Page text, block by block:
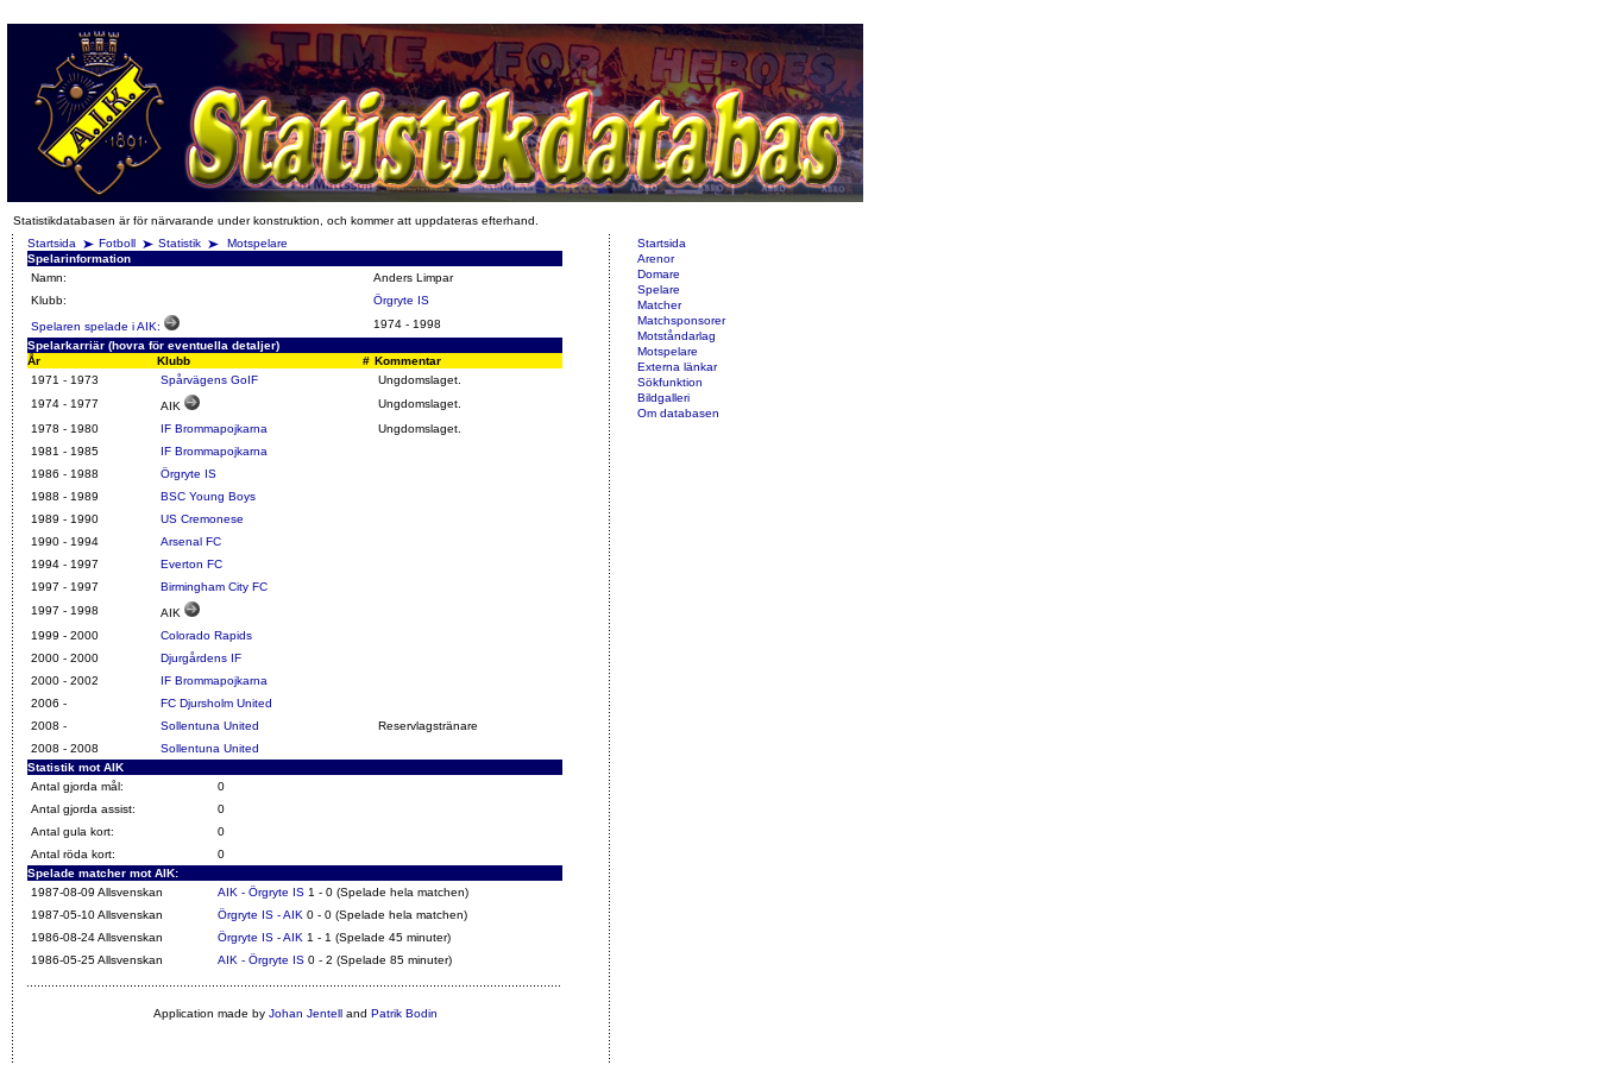
Statistikdatabasen är för närvarande under konstruktion, och kommer att uppdateras efterhand.
Startsida
Fotboll Statistik
Motspelare
Spelarinformation
Namn:
Anders Limpar
Klubb:
Örgryte IS
Spelaren spelade i AIK:
1974 - 1998
Spelarkarriär (hovra för eventuella detaljer)
År
Klubb # Kommentar
1971 - 1973
Spårvägens GoIF
Ungdomslaget.
1974 - 1977
AIK
Ungdomslaget.
1978 - 1980
IF Brommapojkarna
Ungdomslaget.
1981 - 1985
IF Brommapojkarna
1986 - 1988
Örgryte IS
1988 - 1989
BSC Young Boys
1989 - 1990
US Cremonese
1990 - 1994
Arsenal FC
1994 - 1997
Everton FC
1997 - 1997
Birmingham City FC
1997 - 1998
AIK
1999 - 2000
Colorado Rapids
2000 - 2000
Djurgårdens IF
2000 - 2002
IF Brommapojkarna
2006 -
FC Djursholm United
2008 -
Sollentuna United
Reservlagstränare
2008 - 2008
Sollentuna United
Statistik mot AIK
Antal gjorda mål:
0
Antal gjorda assist:
0
Antal gula kort:
0
Antal röda kort:
0
Spelade matcher mot AIK:
1987-08-09 Allsvenskan
AIK - Örgryte IS 1 - 0 (Spelade hela matchen)
1987-05-10 Allsvenskan
Örgryte IS - AIK 0 - 0 (Spelade hela matchen)
1986-08-24 Allsvenskan
Örgryte IS - AIK 1 - 1 (Spelade 45 minuter)
1986-05-25 Allsvenskan
AIK - Örgryte IS 0 - 2 (Spelade 85 minuter)
Application made by Johan Jentelland Patrik Bodin
Startsida
Arenor
Domare
Spelare
Matcher
Matchsponsorer
Motståndarlag
Motspelare
Externa länkar
Sökfunktion
Bildgalleri
Om databasen